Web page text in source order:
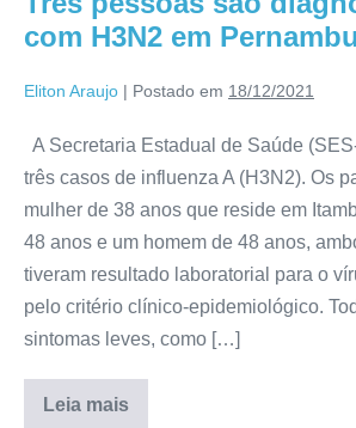
com H3N2 em
Eliton Araujo | Postado em 18/12/2021
A Secretaria Estadual de Saúde
três casos de influenza A (H3N2). Os
mulher de 38 anos que reside em
48 anos e um homem de 48 anos,
tiveram resultado laboratorial para o
pelo critério clínico-epidemiológico.
sintomas leves, como […]
Leia mais